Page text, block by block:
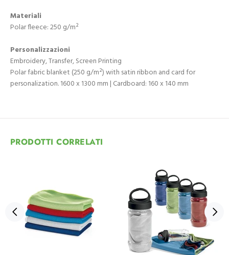
Materiali
Polar fleece: 250 g/m²
Personalizzazioni
Embroidery, Transfer, Screen Printing
Polar fabric blanket (250 g/m²) with satin ribbon and card for
personalization. 1600 x 1300 mm | Cardboard: 160 x 140 mm
PRODOTTI CORRELATI